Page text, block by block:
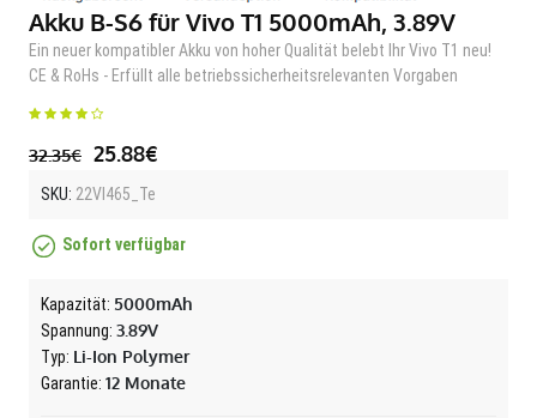
Akku B-S6 für Vivo T1 5000mAh, 3.89V
Ein neuer kompatibler Akku von hoher Qualität belebt Ihr Vivo T1 neu!
CE & RoHs - Erfüllt alle betriebssicherheitsrelevanten Vorgaben
32.35€ 25.88€
SKU: 22VI465_Te
Sofort verfügbar
Kapazität: 5000mAh
Spannung: 3.89V
Typ: Li-Ion Polymer
Garantie: 12 Monate